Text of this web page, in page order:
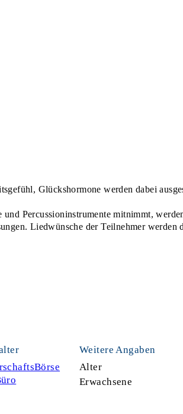
Glückshormone werden dabei
Percussioninstrumente mitnimmt,
Liedwünsche der Teilnehmer werden
Weitere Angaben
Alter
Erwachsene